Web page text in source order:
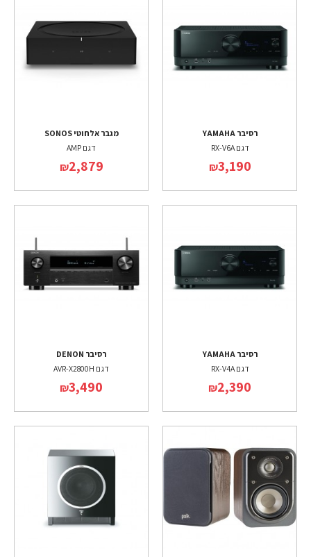
רסיבר YAMAHA
דגם RX-V6A
₪3,190
מגבר אלחוטי SONOS
דגם AMP
₪2,879
רסיבר YAMAHA
דגם RX-V4A
₪2,390
רסיבר DENON
דגם AVR-X2800H
₪3,490